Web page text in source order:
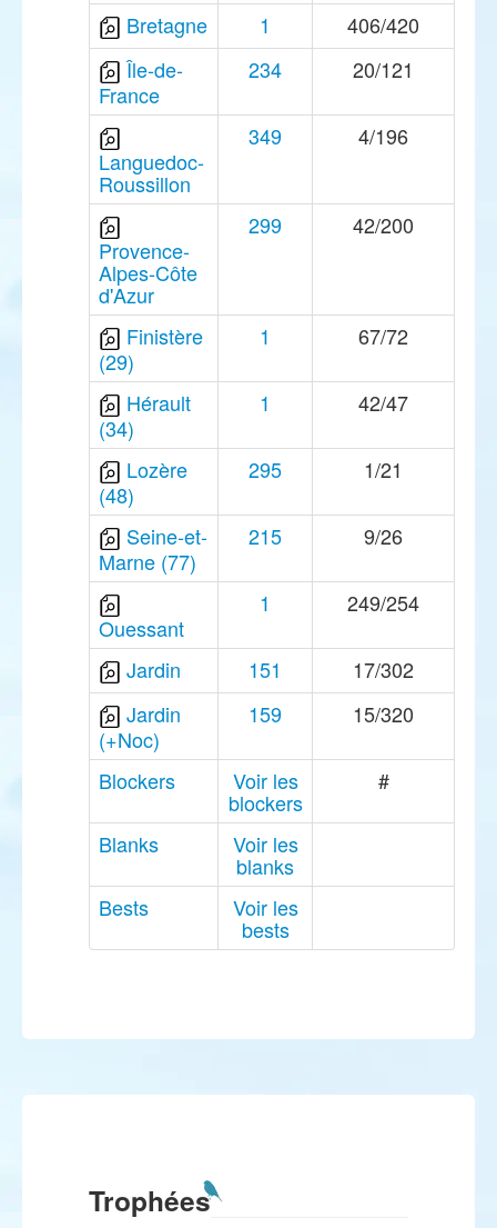
Bretagne 1
406/420
Île-de-
France
234 20/121
Languedoc-
Roussillon
349 4/196
Provence-
Alpes-Côte
d'Azur
299 42/200
Finistère
(29)
1 67/72
Hérault
(34)
1 42/47
Lozère
(48)
295 1/21
Seine-et-
Marne (77)
215 9/26
Ouessant
1 249/254
Jardin 151
17/302
Jardin
(+Noc)
159 15/320
Blockers Voir les
blockers
#
Blanks Voir les
blanks
Bests
Voir les
bests
Trophées